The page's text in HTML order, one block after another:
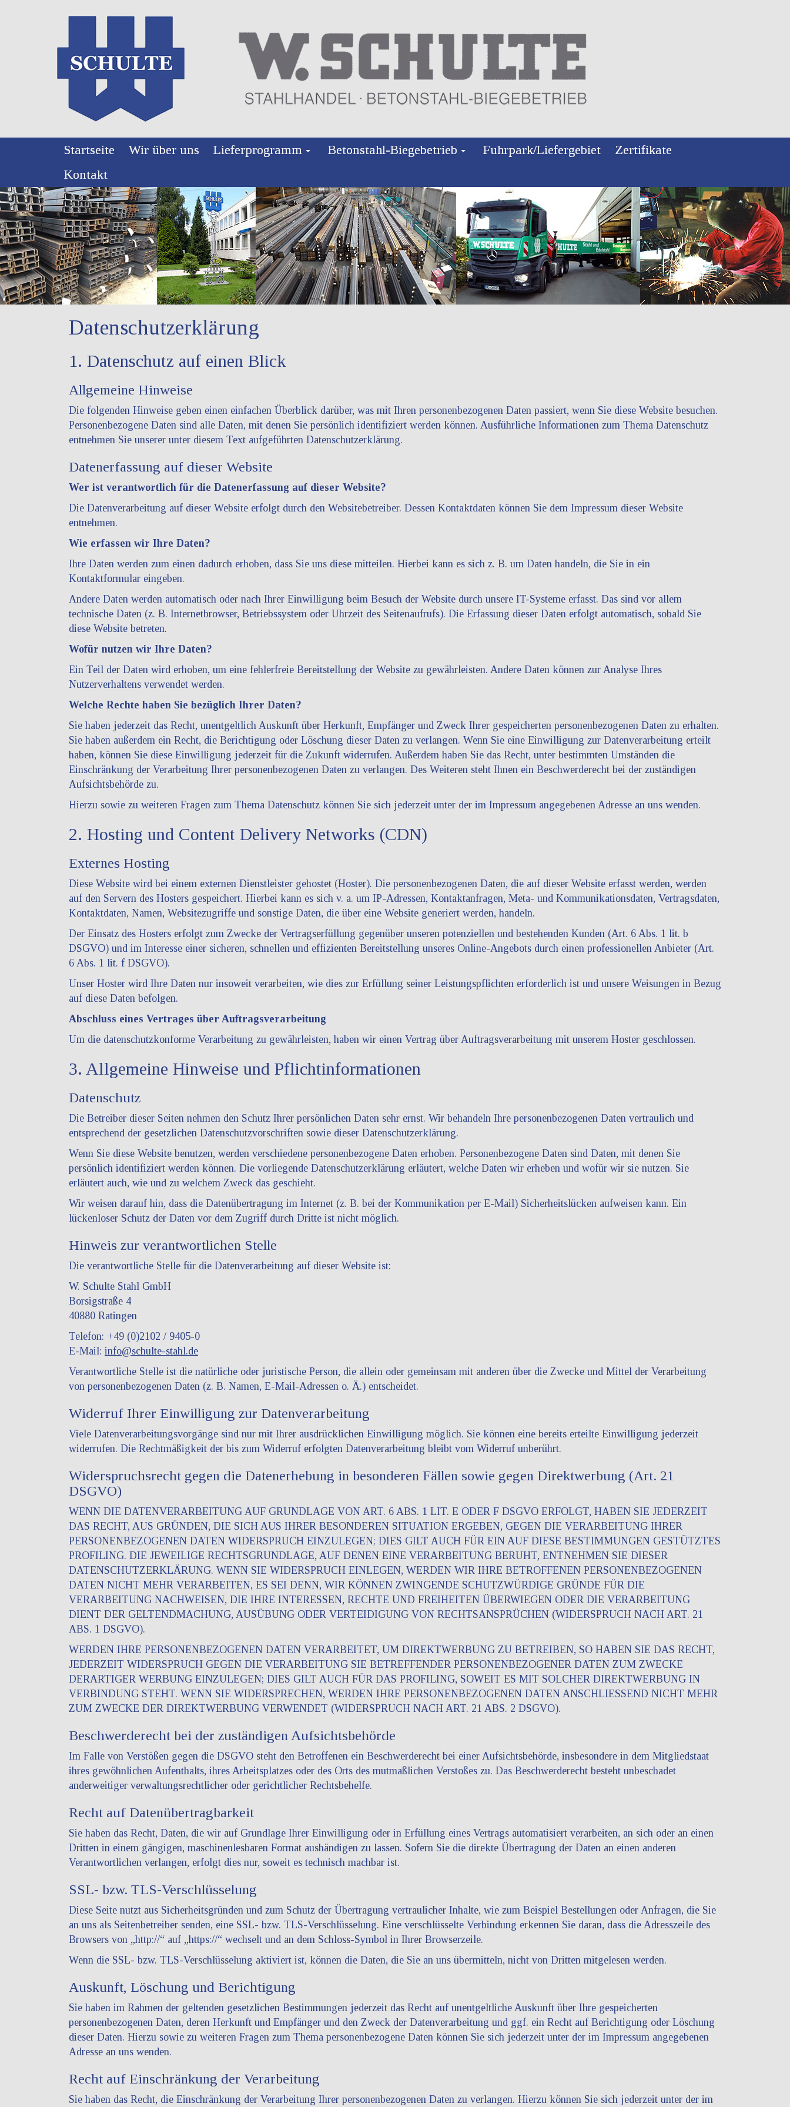
Startseite Wir über uns Lieferprogramm Betonstahl-Biegebetrieb Fuhrpark/Liefergebiet
Zertifikate
Kontakt
Datenschutz­erklärung
1. Datenschutz auf einen Blick
Allgemeine Hinweise
Die folgenden Hinweise geben einen einfachen Überblick darüber, was mit Ihren personenbezogenen Daten passiert, wenn Sie diese Website besuchen.
Personenbezogene Daten sind alle Daten, mit denen Sie persönlich identifiziert werden können. Ausführliche Informationen zum Thema Datenschutz
entnehmen Sie unserer unter diesem Text aufgeführten Datenschutzerklärung.
Datenerfassung auf dieser Website
Wer ist verantwortlich für die Datenerfassung auf dieser Website?
Die Datenverarbeitung auf dieser Website erfolgt durch den Websitebetreiber. Dessen Kontaktdaten können Sie dem Impressum dieser Website
entnehmen.
Wie erfassen wir Ihre Daten?
Ihre Daten werden zum einen dadurch erhoben, dass Sie uns diese mitteilen. Hierbei kann es sich z. B. um Daten handeln, die Sie in ein
Kontaktformular eingeben.
Andere Daten werden automatisch oder nach Ihrer Einwilligung beim Besuch der Website durch unsere IT-Systeme erfasst. Das sind vor allem
technische Daten (z. B. Internetbrowser, Betriebssystem oder Uhrzeit des Seitenaufrufs). Die Erfassung dieser Daten erfolgt automatisch, sobald Sie
diese Website betreten.
Wofür nutzen wir Ihre Daten?
Ein Teil der Daten wird erhoben, um eine fehlerfreie Bereitstellung der Website zu gewährleisten. Andere Daten können zur Analyse Ihres
Nutzerverhaltens verwendet werden.
Welche Rechte haben Sie bezüglich Ihrer Daten?
Sie haben jederzeit das Recht, unentgeltlich Auskunft über Herkunft, Empfänger und Zweck Ihrer gespeicherten personenbezogenen Daten zu erhalten.
Sie haben außerdem ein Recht, die Berichtigung oder Löschung dieser Daten zu verlangen. Wenn Sie eine Einwilligung zur Datenverarbeitung erteilt
haben, können Sie diese Einwilligung jederzeit für die Zukunft widerrufen. Außerdem haben Sie das Recht, unter bestimmten Umständen die
Einschränkung der Verarbeitung Ihrer personenbezogenen Daten zu verlangen. Des Weiteren steht Ihnen ein Beschwerderecht bei der zuständigen
Aufsichtsbehörde zu.
Hierzu sowie zu weiteren Fragen zum Thema Datenschutz können Sie sich jederzeit unter der im Impressum angegebenen Adresse an uns wenden.
2. Hosting und Content Delivery Networks (CDN)
Externes Hosting
Diese Website wird bei einem externen Dienstleister gehostet (Hoster). Die personenbezogenen Daten, die auf dieser Website erfasst werden, werden
auf den Servern des Hosters gespeichert. Hierbei kann es sich v. a. um IP-Adressen, Kontaktanfragen, Meta- und Kommunikationsdaten, Vertragsdaten,
Kontaktdaten, Namen, Websitezugriffe und sonstige Daten, die über eine Website generiert werden, handeln.
Der Einsatz des Hosters erfolgt zum Zwecke der Vertragserfüllung gegenüber unseren potenziellen und bestehenden Kunden (Art. 6 Abs. 1 lit. b
DSGVO) und im Interesse einer sicheren, schnellen und effizienten Bereitstellung unseres Online-Angebots durch einen professionellen Anbieter (Art.
6 Abs. 1 lit. f DSGVO).
Unser Hoster wird Ihre Daten nur insoweit verarbeiten, wie dies zur Erfüllung seiner Leistungspflichten erforderlich ist und unsere Weisungen in Bezug
auf diese Daten befolgen.
Abschluss eines Vertrages über Auftragsverarbeitung
Um die datenschutzkonforme Verarbeitung zu gewährleisten, haben wir einen Vertrag über Auftragsverarbeitung mit unserem Hoster geschlossen.
3. Allgemeine Hinweise und Pflicht­informationen
Datenschutz
Die Betreiber dieser Seiten nehmen den Schutz Ihrer persönlichen Daten sehr ernst. Wir behandeln Ihre personenbezogenen Daten vertraulich und
entsprechend der gesetzlichen Datenschutzvorschriften sowie dieser Datenschutzerklärung.
Wenn Sie diese Website benutzen, werden verschiedene personenbezogene Daten erhoben. Personenbezogene Daten sind Daten, mit denen Sie
persönlich identifiziert werden können. Die vorliegende Datenschutzerklärung erläutert, welche Daten wir erheben und wofür wir sie nutzen. Sie
erläutert auch, wie und zu welchem Zweck das geschieht.
Wir weisen darauf hin, dass die Datenübertragung im Internet (z. B. bei der Kommunikation per E-Mail) Sicherheitslücken aufweisen kann. Ein
lückenloser Schutz der Daten vor dem Zugriff durch Dritte ist nicht möglich.
Hinweis zur verantwortlichen Stelle
Die verantwortliche Stelle für die Datenverarbeitung auf dieser Website ist:
W. Schulte Stahl GmbH
Borsigstraße 4
40880 Ratingen
Telefon: +49 (0)2102 / 9405-0
E-Mail: info@schulte-stahl.de
Verantwortliche Stelle ist die natürliche oder juristische Person, die allein oder gemeinsam mit anderen über die Zwecke und Mittel der Verarbeitung
von personenbezogenen Daten (z. B. Namen, E-Mail-Adressen o. Ä.) entscheidet.
Widerruf Ihrer Einwilligung zur Datenverarbeitung
Viele Datenverarbeitungsvorgänge sind nur mit Ihrer ausdrücklichen Einwilligung möglich. Sie können eine bereits erteilte Einwilligung jederzeit
widerrufen. Die Rechtmäßigkeit der bis zum Widerruf erfolgten Datenverarbeitung bleibt vom Widerruf unberührt.
Widerspruchsrecht gegen die Datenerhebung in besonderen Fällen sowie gegen Direktwerbung (Art. 21
DSGVO)
WENN DIE DATENVERARBEITUNG AUF GRUNDLAGE VON ART. 6 ABS. 1 LIT. E ODER F DSGVO ERFOLGT, HABEN SIE JEDERZEIT
DAS RECHT, AUS GRÜNDEN, DIE SICH AUS IHRER BESONDEREN SITUATION ERGEBEN, GEGEN DIE VERARBEITUNG IHRER
PERSONENBEZOGENEN DATEN WIDERSPRUCH EINZULEGEN; DIES GILT AUCH FÜR EIN AUF DIESE BESTIMMUNGEN GESTÜTZTES
PROFILING. DIE JEWEILIGE RECHTSGRUNDLAGE, AUF DENEN EINE VERARBEITUNG BERUHT, ENTNEHMEN SIE DIESER
DATENSCHUTZERKLÄRUNG. WENN SIE WIDERSPRUCH EINLEGEN, WERDEN WIR IHRE BETROFFENEN PERSONENBEZOGENEN
DATEN NICHT MEHR VERARBEITEN, ES SEI DENN, WIR KÖNNEN ZWINGENDE SCHUTZWÜRDIGE GRÜNDE FÜR DIE
VERARBEITUNG NACHWEISEN, DIE IHRE INTERESSEN, RECHTE UND FREIHEITEN ÜBERWIEGEN ODER DIE VERARBEITUNG
DIENT DER GELTENDMACHUNG, AUSÜBUNG ODER VERTEIDIGUNG VON RECHTSANSPRÜCHEN (WIDERSPRUCH NACH ART. 21
ABS. 1 DSGVO).
WERDEN IHRE PERSONENBEZOGENEN DATEN VERARBEITET, UM DIREKTWERBUNG ZU BETREIBEN, SO HABEN SIE DAS RECHT,
JEDERZEIT WIDERSPRUCH GEGEN DIE VERARBEITUNG SIE BETREFFENDER PERSONENBEZOGENER DATEN ZUM ZWECKE
DERARTIGER WERBUNG EINZULEGEN; DIES GILT AUCH FÜR DAS PROFILING, SOWEIT ES MIT SOLCHER DIREKTWERBUNG IN
VERBINDUNG STEHT. WENN SIE WIDERSPRECHEN, WERDEN IHRE PERSONENBEZOGENEN DATEN ANSCHLIESSEND NICHT MEHR
ZUM ZWECKE DER DIREKTWERBUNG VERWENDET (WIDERSPRUCH NACH ART. 21 ABS. 2 DSGVO).
Beschwerde­recht bei der zuständigen Aufsichts­behörde
Im Falle von Verstößen gegen die DSGVO steht den Betroffenen ein Beschwerderecht bei einer Aufsichtsbehörde, insbesondere in dem Mitgliedstaat
ihres gewöhnlichen Aufenthalts, ihres Arbeitsplatzes oder des Orts des mutmaßlichen Verstoßes zu. Das Beschwerderecht besteht unbeschadet
anderweitiger verwaltungsrechtlicher oder gerichtlicher Rechtsbehelfe.
Recht auf Daten­übertrag­barkeit
Sie haben das Recht, Daten, die wir auf Grundlage Ihrer Einwilligung oder in Erfüllung eines Vertrags automatisiert verarbeiten, an sich oder an einen
Dritten in einem gängigen, maschinenlesbaren Format aushändigen zu lassen. Sofern Sie die direkte Übertragung der Daten an einen anderen
Verantwortlichen verlangen, erfolgt dies nur, soweit es technisch machbar ist.
SSL- bzw. TLS-Verschlüsselung
Diese Seite nutzt aus Sicherheitsgründen und zum Schutz der Übertragung vertraulicher Inhalte, wie zum Beispiel Bestellungen oder Anfragen, die Sie
an uns als Seitenbetreiber senden, eine SSL- bzw. TLS-Verschlüsselung. Eine verschlüsselte Verbindung erkennen Sie daran, dass die Adresszeile des
Browsers von „http://“ auf „https://“ wechselt und an dem Schloss-Symbol in Ihrer Browserzeile.
Wenn die SSL- bzw. TLS-Verschlüsselung aktiviert ist, können die Daten, die Sie an uns übermitteln, nicht von Dritten mitgelesen werden.
Auskunft, Löschung und Berichtigung
Sie haben im Rahmen der geltenden gesetzlichen Bestimmungen jederzeit das Recht auf unentgeltliche Auskunft über Ihre gespeicherten
personenbezogenen Daten, deren Herkunft und Empfänger und den Zweck der Datenverarbeitung und ggf. ein Recht auf Berichtigung oder Löschung
dieser Daten. Hierzu sowie zu weiteren Fragen zum Thema personenbezogene Daten können Sie sich jederzeit unter der im Impressum angegebenen
Adresse an uns wenden.
Recht auf Einschränkung der Verarbeitung
Sie haben das Recht, die Einschränkung der Verarbeitung Ihrer personenbezogenen Daten zu verlangen. Hierzu können Sie sich jederzeit unter der im